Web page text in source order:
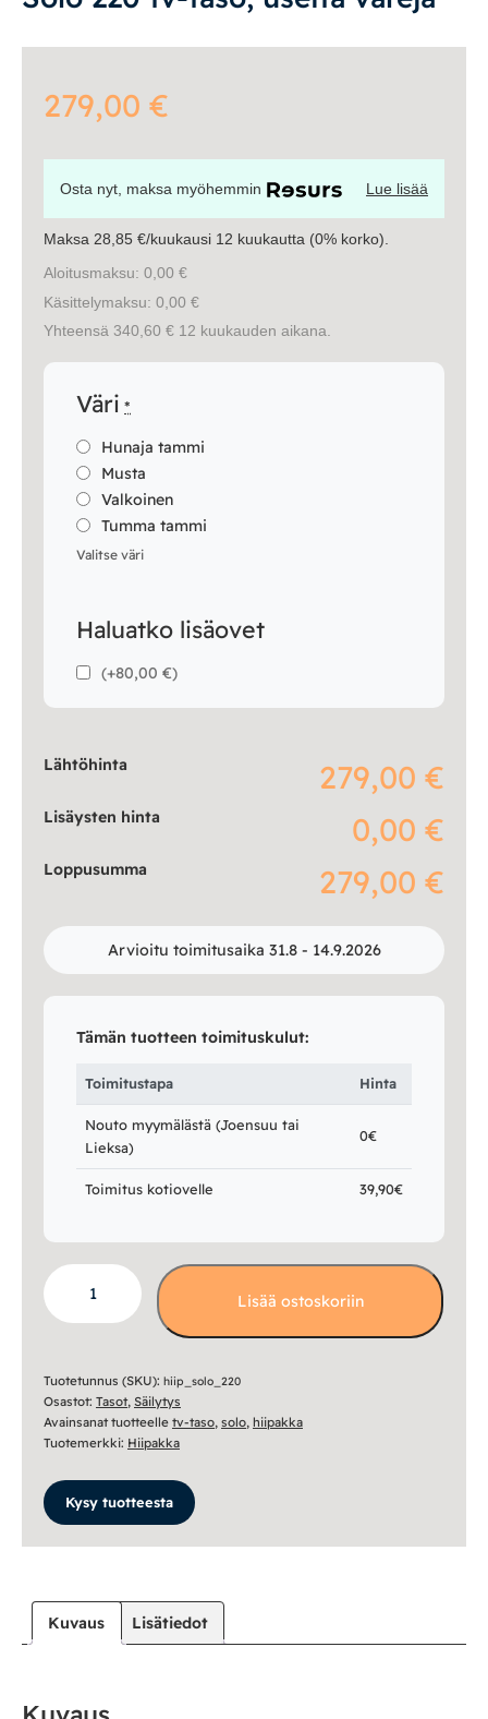
Valaisimet
Vuodesohvat
Senioreille
Oma tili|Yhteystiedot|Ostoskori
279,00 €
Osta nyt, maksa myöhemmin Lue lisää
Maksa 28,85 €/kuukausi 12 kuukautta (0% korko).
Aloitusmaksu: 0,00 €
Käsittelymaksu: 0,00 €
Yhteensä 340,60 € 12 kuukauden aikana.
Väri *
Hunaja tammi
Musta
Valkoinen
Tumma tammi
Valitse väri
Haluatko lisäovet
(+80,00 €)
Lähtöhinta 279,00 €
Lisäysten hinta 0,00 €
Loppusumma 279,00 €
Arvioitu toimitusaika 31.8 - 14.9.2026
Tämän tuotteen toimituskulut:
Toimitustapa Hinta
Nouto myymälästä (Joensuu tai
Lieksa)
0€
Toimitus kotiovelle 39,90€
Solo
220
useita
värejä
Lisää ostoskoriin
Tuotetunnus (SKU): hiip_solo_220
Osastot: Tasot, Säilytys
Avainsanat tuotteelle tv-taso, solo, hiipakka
Tuotemerkki: Hiipakka
Kysy tuotteesta
Kuvaus Lisätiedot